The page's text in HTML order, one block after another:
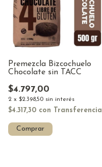
Premezcla Bizcochuelo
Chocolate sin TACC
$4.797,00
2 x $2.398,50 sin interés
$4.317,30 con Transferencia
Comprar